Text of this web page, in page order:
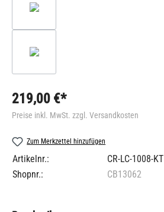
219,00 €*
Preise inkl. MwSt. zzgl. Versandkosten
Zum Merkzettel hinzufügen
Artikelnr.:
CR-LC-1008-KT
Shopnr.:
CB13062